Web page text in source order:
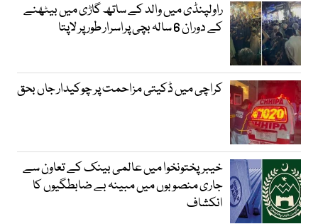
راولپنڈی میں والد کے ساتھ گاڑی میں بیٹھنے
کے دوران 6 سالہ بچی پراسرار طور پر لاپتا
کراچی میں ڈکیتی مزاحمت پر چوکیدار جاں بحق
خیبرپختونخوا میں عالمی بینک کے تعاون سے
جاری منصوبوں میں مبینہ بے ضابطگیوں کا
انکشاف